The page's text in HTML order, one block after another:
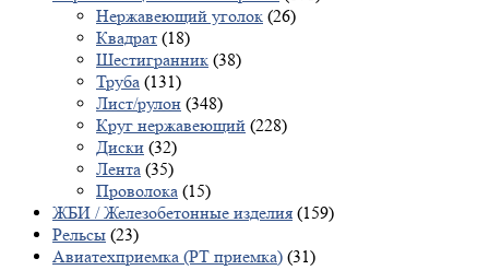
Нержавеющий уголок (26)
Квадрат (18)
Шестигранник (38)
Труба (131)
Лист/рулон (348)
Круг нержавеющий (228)
Диски (32)
Лента (35)
Проволока (15)
ЖБИ / Железобетонные изделия (159)
Рельсы (23)
Авиатехприемка (РТ приемка) (31)